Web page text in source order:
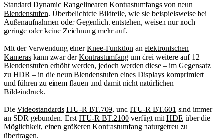
Standard Dynamic Rangelinearen Kontrastumfangs von neun
Blendenstufen. Überbelichtete Bildteile, wie sie beispielsweise bei
Außenaufnahmen oder Gegenlicht entstehen, weisen nur noch
geringe oder keine Zeichnung mehr auf.
Mit der Verwendung einerKnee-Funktion an elektronischen
Kameras kann zwar derKontrastumfang um drei weitere auf 12
Blendenstufen erhöht werden, jedoch werden diese – im Gegensatz
zu HDR – in die neun Blendenstufen eines Displays komprimiert
und führen zu einem flauen und damit nicht natürlichen
Bildeindruck.
Die Videostandards ITU-R BT.709, und ITU-R BT.601 sind immer
an SDR gebunden. Erst ITU-R BT.2100 verfügt mit HDR über die
Möglichkeit, einen größeren Kontrastumfang naturgetreu zu
übertragen.